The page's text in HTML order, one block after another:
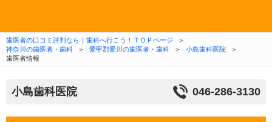
コンテンツへ移動
歯医者の口コミ評判なら｜歯科へ行こう！ＴＯＰページ
＞
神奈川の歯医者・歯科
＞ 愛甲郡愛川の歯医者・歯科 ＞ 小島歯科医院
＞
歯医者情報
小島歯科医院 046-286-3130